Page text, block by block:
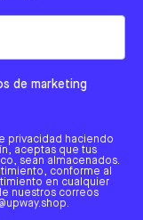
de marketing
privacidad haciendo
aceptas que tus
sean almacenados.
conforme al
en cualquier
nuestros correos